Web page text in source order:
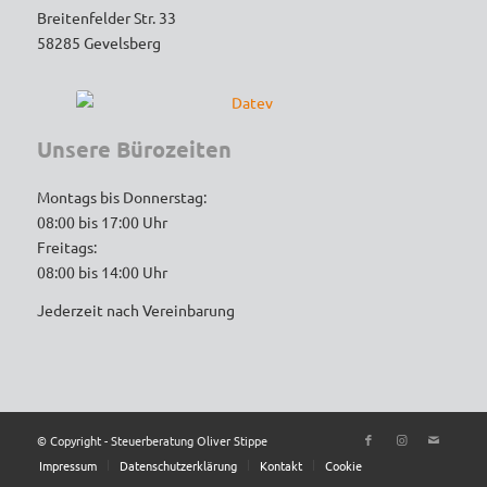
Unterstützung – ich werde auf jeden Fall
weiterhin gerne kommen und empfehle die
Breitenfelder Str. 33
58285 Gevelsberg
Unsere Bürozeiten
Montags bis Donnerstag:
08:00 bis 17:00 Uhr
Freitags:
08:00 bis 14:00 Uhr
Jederzeit nach Vereinbarung
© Copyright - Steuerberatung Oliver Stippe
Impressum
Datenschutzerklärung Kontakt Cookie